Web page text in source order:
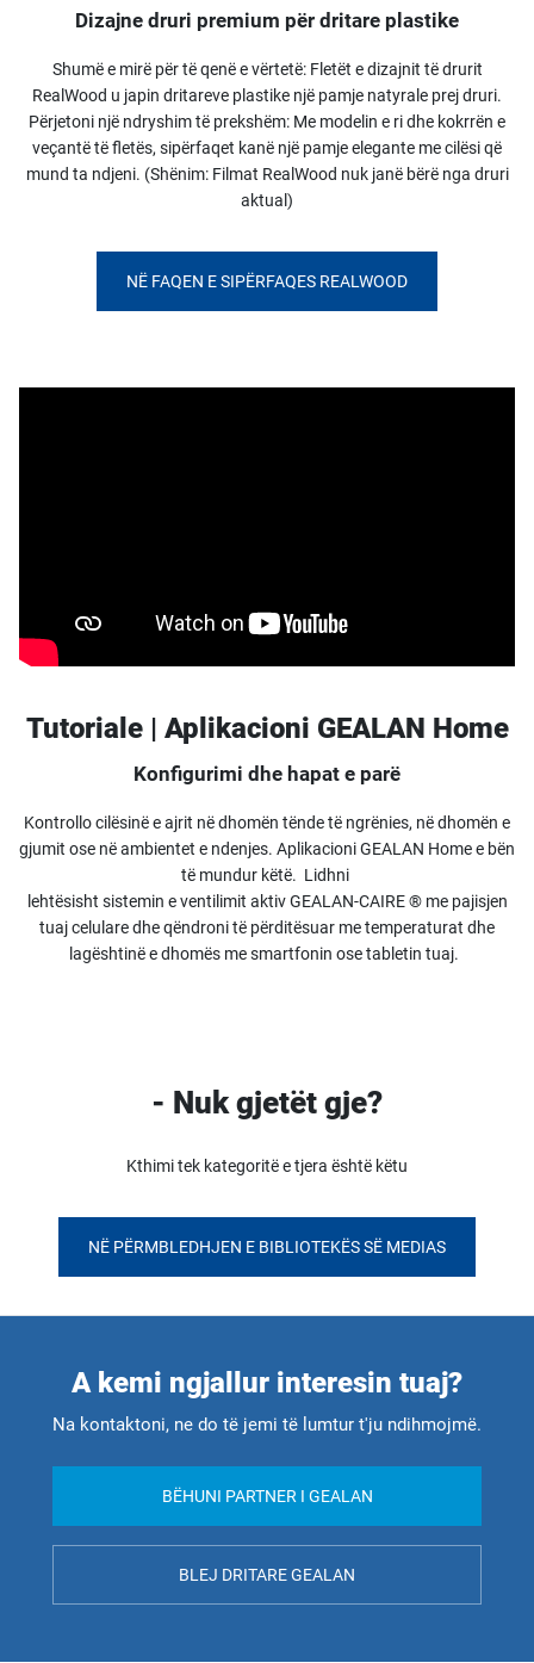
Dizajne druri premium për dritare plastike
Shumë e mirë për të qenë e vërtetë: Fletët e dizajnit të drurit
RealWood u japin dritareve plastike një pamje natyrale prej druri.
Përjetoni një ndryshim të prekshëm: Me modelin e ri dhe kokrrën e
veçantë të fletës, sipërfaqet kanë një pamje elegante me cilësi që
mund ta ndjeni. (Shënim: Filmat RealWood nuk janë bërë nga druri
aktual)
NË FAQEN E SIPËRFAQES REALWOOD
Tutoriale | Aplikacioni GEALAN Home
Konfigurimi dhe hapat e parë
Kontrollo cilësinë e ajrit në dhomën tënde të ngrënies, në dhomën e
gjumit ose në ambientet e ndenjes. Aplikacioni GEALAN Home e bën
të mundur këtë. Lidhni
lehtësisht sistemin e ventilimit aktiv GEALAN-CAIRE ® me pajisjen
tuaj celulare dhe qëndroni të përditësuar me temperaturat dhe
lagështinë e dhomës me smartfonin ose tabletin tuaj.
- Nuk gjetët gje?
Kthimi tek kategoritë e tjera është këtu
NË PËRMBLEDHJEN E BIBLIOTEKËS SË MEDIAS
A kemi ngjallur interesin tuaj?
Na kontaktoni, ne do të jemi të lumtur t'ju ndihmojmë.
BËHUNI PARTNER I GEALAN
BLEJ DRITARE GEALAN